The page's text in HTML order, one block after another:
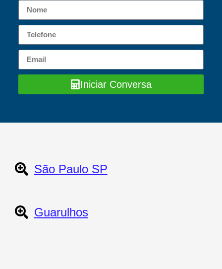
Iniciar Conversa
São Paulo SP
Guarulhos